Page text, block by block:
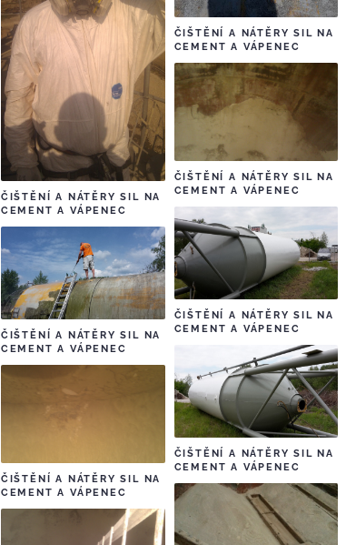
ČIŠTĚNÍ A NÁTĚRY SIL NA
CEMENT A VÁPENEC
ČIŠTĚNÍ A NÁTĚRY SIL NA
CEMENT A VÁPENEC
ČIŠTĚNÍ A NÁTĚRY SIL NA
CEMENT A VÁPENEC
ČIŠTĚNÍ A NÁTĚRY SIL NA
CEMENT A VÁPENEC
ČIŠTĚNÍ A NÁTĚRY SIL NA
CEMENT A VÁPENEC
ČIŠTĚNÍ A NÁTĚRY SIL NA
CEMENT A VÁPENEC
ČIŠTĚNÍ A NÁTĚRY SIL NA
CEMENT A VÁPENEC